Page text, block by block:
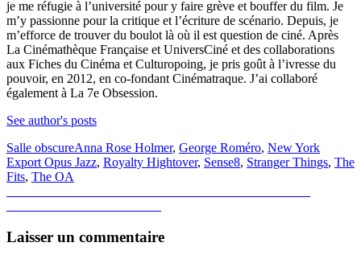
je me réfugie à l’université pour y faire grève et bouffer du film. Je
m’y passionne pour la critique et l’écriture de scénario. Depuis, je
m’efforce de trouver du boulot là où il est question de ciné. Après
La Cinémathèque Française et UniversCiné et des collaborations
aux Fiches du Cinéma et Culturopoing, je pris goût à l’ivresse du
pouvoir, en 2012, en co-fondant Cinématraque. J’ai collaboré
également à La 7e Obsession.
See author's posts
Salle obscureAnna Rose Holmer, George Roméro, New York
Export Opus Jazz, Royalty Hightover, Sense8, Stranger Things, The
Fits, The OA
Navigation
de
l’article
Laisser un commentaire